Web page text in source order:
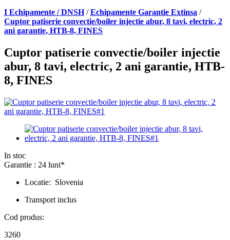
I Echipamente / DNSH/Echipamente Garantie Extinsa /
Cuptor patiserie convectie/boiler injectie abur, 8 tavi, electric, 2
ani garantie, HTB-8, FINES
Cuptor patiserie convectie/boiler injectie
abur, 8 tavi, electric, 2 ani garantie, HTB-
8, FINES
In stoc
Garantie : 24 luni*
Locatie: Slovenia
Transport inclus
Cod produs:
3260